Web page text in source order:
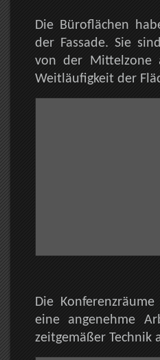
Die Büroflächen
der Fassade. Sie
von der Mittelzone
Weitläufigkeit der
Die
eine angenehme
zeitgemäßer